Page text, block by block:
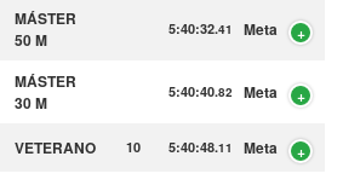
MÁSTER
50 M
5:40:32.41 Meta
MÁSTER
30 M
5:40:40.82 Meta
VETERANO 10 5:40:48.11 Meta